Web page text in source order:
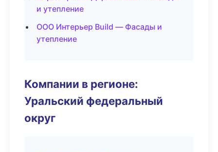
и утепление
ООО Интерьер Build — Фасады и
утепление
Компании в регионе:
Уральский федеральный
округ